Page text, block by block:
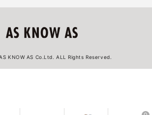
KNOW AS Co.Ltd. ALL Rights Reserved.